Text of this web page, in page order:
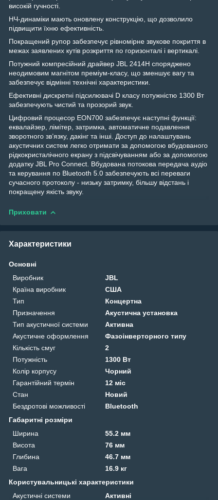
високій гучності.
НЧ-динаміки мають оновлену конструкцію, що дозволило
підвищити їхню ефективність.
Покращений рупор забезпечує рівномірне звукове покриття в
межах заявлених кутів розкриття по горизонталі і вертикалі.
Потужний компресійний драйвер JBL 2414H споряджено
неодимовим магнітом преміум-класу, що зменшує вагу та
забезпечує відмінні технічні характеристики.
Ефективні дискретні підсилювачі D класу потужністю 1300 Вт
забезпечують чистий та прозорий звук.
Цифровий процесор EON700 забезпечує наступні функції:
еквалайзер, лімітер, затримка, автоматичне подавлення
зворотного зв’язку, дакінг та інші. Доступ до налаштувань
акустичних систем легко отримати за допомогою вбудованого
рідкокристалічного екрану з підсвічуванням або за допомогою
додатку JBL Pro Connect. Вбудована потокова передача аудіо
та керування по Bluetooth 5.0 забезпечують всі переваги
сучасного протоколу - низьку затримку, більшу відстань і
покращену якість звуку.
Приховати
Характеристики
Основні
Виробник
JBL
Країна виробник
США
Тип
Концертна
Призначення
Акустична установка
Тип акустичної системи
Активна
Акустичне оформлення
Фазоінверторного типу
Кількість смуг
2
Потужність
1300 Вт
Колір корпусу
Чорний
Гарантійний термін
12 міс
Стан
Новий
Бездротові можливості
Bluetooth
Габаритні розміри
Ширина
55.2 мм
Висота
76 мм
Глибина
46.7 мм
Вага
16.9 кг
Користувальницькі характеристики
Акустичні системи
Активні